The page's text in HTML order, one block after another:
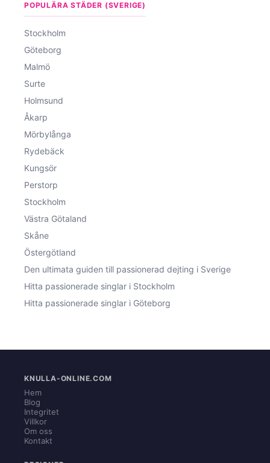
POPULÄRA STÄDER (SVERIGE)
Stockholm
Göteborg
Malmö
Surte
Holmsund
Åkarp
Mörbylånga
Rydebäck
Kungsör
Perstorp
Stockholm
Västra Götaland
Skåne
Östergötland
Den ultimata guiden till passionerad dejting i Sverige
Hitta passionerade singlar i Stockholm
Hitta passionerade singlar i Göteborg
KNULLA-ONLINE.COM
Hem
Blog
Integritet
Villkor
Om oss
Kontakt